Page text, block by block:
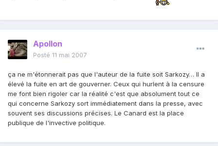
Apollon
Posté 11 mai 2007
ça ne m'étonnerait pas que l'auteur de la fuite soit Sarkozy… Il a
élevé la fuite en art de gouverner. Ceux qui hurlent à la censure
me font bien rigoler car la réalité c'est que absolument tout ce
qui concerne Sarkozy sort immédiatement dans la presse, avec
souvent ses discussions précises. Le Canard est la place
publique de l'invective politique.